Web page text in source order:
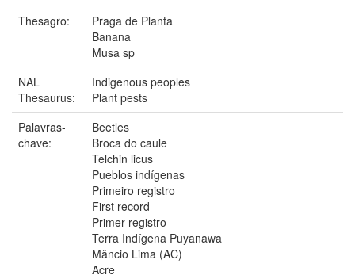
Thesagro:
Praga de Planta
Banana
Musa sp
NAL
Thesaurus:
Indigenous peoples
Plant pests
Palavras-
chave:
Beetles
Broca do caule
Telchin licus
Pueblos indígenas
Primeiro registro
First record
Primer registro
Terra Indígena Puyanawa
Mâncio Lima (AC)
Acre